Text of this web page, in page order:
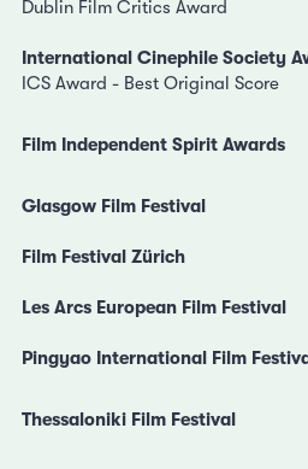
Dublin Film Critics Award
International Cinephile Society
ICS Award - Best Original Score
Film Independent Spirit Awards
Glasgow Film Festival
Film Festival Zürich
Les Arcs European Film Festival
Pingyao International Film
Thessaloniki Film Festival